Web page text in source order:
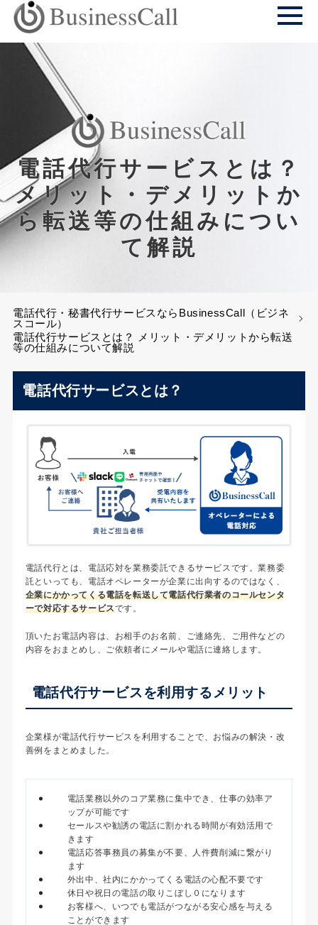
電話代行サービスとは？
メリット・デメリットか
ら転送等の仕組みについ
て解説
電話代行・秘書代行サービスならBusinessCall（ビジネ
スコール）
電話代行サービスとは？ メリット・デメリットから転送
等の仕組みについて解説
電話代行サービスとは？
電話代行とは、電話応対を業務委託できるサービスです。業務委
託といっても、電話オペレーターが企業に出向するのではなく、
企業にかかってくる電話を転送して電話代行業者のコールセンタ
ーで対応するサービスです。
頂いたお電話内容は、お相手のお名前、ご連絡先、ご用件などの
内容をおまとめし、ご依頼者にメールや電話に連絡します。
電話代行サービスを利用するメリット
企業様が電話代行サービスを利用することで、お悩みの解決・改
善例をまとめました。
電話業務以外のコア業務に集中でき、仕事の効率ア
ップが可能です
セールスや勧誘の電話に割かれる時間が有効活用で
きます
電話応答事務員の募集が不要、人件費削減に繋がり
ます
外出中、社内にかかってくる電話の心配不要です
休日や祝日の電話の取りこぼし０になります
お客様へ、いつでも電話がつながる安心感を与える
ことができます